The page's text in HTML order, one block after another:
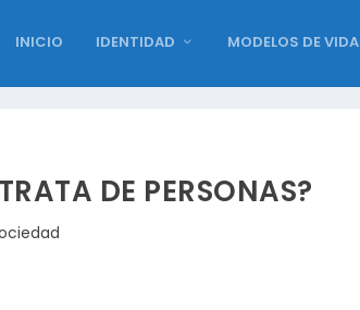
INICIO IDENTIDAD MODELOS DE VIDA
DE PERSONAS?